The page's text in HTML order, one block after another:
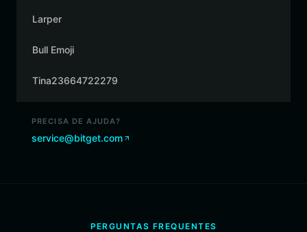
Larper
Bull Emoji
Tina23664722279
PRECISA DE AJUDA?
service@bitget.com
PERGUNTAS FREQUENTES